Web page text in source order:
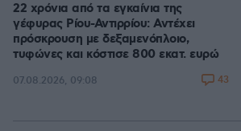
22 χρόνια από τα εγκαίνια της
γέφυρας Ρίου-Αντιρρίου: Αντέχει
πρόσκρουση με δεξαμενόπλοιο,
τυφώνες και κόστισε 800 εκατ. ευρώ
07.08.2026, 09:08 43